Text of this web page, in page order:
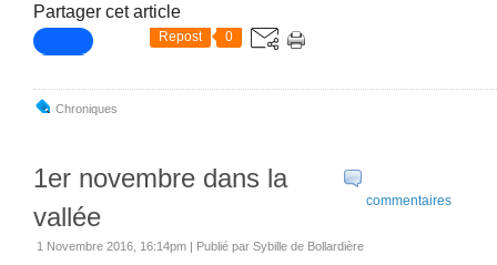
Partager cet article
Repost 0
Chroniques
commentaires
1er novembre dans la
vallée
1 Novembre 2016, 16:14pm | Publié par Sybille de Bollardière